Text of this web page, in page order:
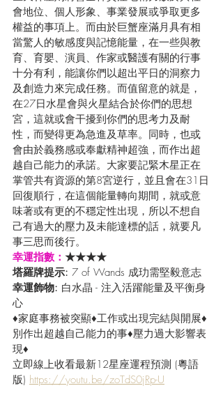
會地位、個人形象、事業發展或爭取更多
權益的事項上。而由於巨蟹座滿月具有相
當驚人的敏感度與記憶能量，在一些與教
育、育嬰、演員、作家或醫護有關的行事
十分有利，能讓你們以超出平日的洞察力
及創造力來完成任務。而值留意的就是，
在27日水星會與火星結合於你們的思想
宮，這就或會干擾到你們的思考力及耐
性，而變得更為急進及草率。同時，也或
會由於義務感或奉獻精神超強，而作出超
越自己能力的承諾。大家要記緊木星正在
掌管共有資源的第8宮逆行，並且會在31日
回復順行，在這個能量轉向期間，就或意
味著或有更的不穩定性出現，所以不想自
己有過大的壓力及未能達標的話，就要凡
事三思而後行。
幸運指數： ★★★★
塔羅牌提示: 7 of Wands 成玏需堅毅意志
幸運飾物: 白水晶 - 注入活躍能量及平衡身
心
♦家庭事務被突顯♦工作或出現完結與開展♦
別作出超越自己能力的事♦壓力過大影響表
現♦
立即線上收看最新12星座運程預測 (粵語
版) https://youtu.be/zoTdS0jRp-U